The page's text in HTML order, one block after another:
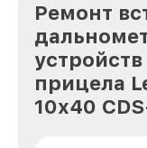
Ремонт
прицела
10x40